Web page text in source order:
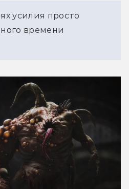
усилия просто
времени